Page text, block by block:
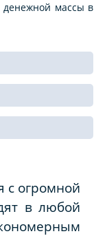
денежной массы в
с огромной
в любой